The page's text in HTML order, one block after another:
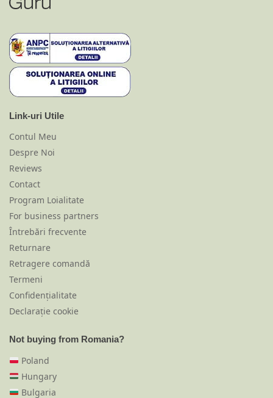
Link-uri Utile
Contul Meu
Despre Noi
Reviews
Contact
Program Loialitate
For business partners
Întrebări frecvente
Returnare
Retragere comandă
Termeni
Confidențialitate
Declarație cookie
Not buying from Romania?
Poland
Hungary
Bulgaria